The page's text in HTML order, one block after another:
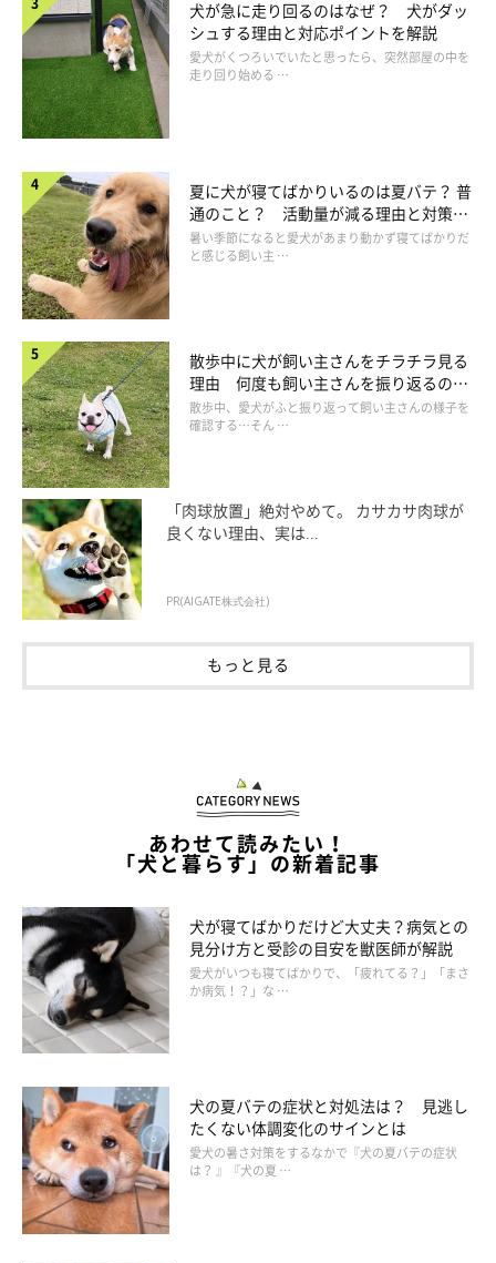
口や歯に触れられる愛犬には「お口ソフトタ
ッチ」ケアを！
まいにちのいぬ・ねこのきもちアプリ
口周りを触れる犬や「お口ノータッチケア」である程度慣れた犬
には、「お口ソフトタッチ」のオーラルケアがオススメです。こ
の方法に慣れたら、歯みがきへステップアップしやすくなりま
す。
歯みがきシート
歯みがきシートは、飼い主さんの指に巻きつけて犬の歯をこする
ことで、食べカスや歯垢などの歯の表面に付着した汚れを落とす
グッズです。歯ブラシよりも犬が警戒心を持ちにくいといわれて
犬が急に走り回るのはなぜ？ 犬がダッ
シュする理由と対応ポイントを解説
愛犬がくつろいでいたと思ったら、突然部屋の中を
走り回り始める …
夏に犬が寝てばかりいるのは夏バテ？ 普
通のこと？ 活動量が減る理由と対策と
は
暑い季節になると愛犬があまり動かず寝てばかりだ
と感じる飼い主 …
散歩中に犬が飼い主さんをチラチラ見る
理由 何度も飼い主さんを振り返るのは
なぜ？
散歩中、愛犬がふと振り返って飼い主さんの様子を
確認する…そん …
「肉球放置」絶対やめて。 カサカサ肉球が
良くない理由、実は...
PR(AIGATE株式会社)
もっと見る
あわせて読みたい！
「犬と暮らす」の新着記事
犬が寝てばかりだけど大丈夫？病気との
見分け方と受診の目安を獣医師が解説
愛犬がいつも寝てばかりで、「疲れてる？」「まさ
か病気！？」な …
犬の夏バテの症状と対処法は？ 見逃し
たくない体調変化のサインとは
愛犬の暑さ対策をするなかで『犬の夏バテの症状
は？ 』『犬の夏 …